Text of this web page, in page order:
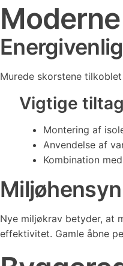
Murede skorstene
Vigtige
Montering af
Anvendelse af
Kombination
Miljøhensyn
Nye miljøkrav betyder, at
effektivitet. Gamle åbne